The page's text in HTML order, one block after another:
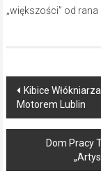
Post
navigation
Kibice
Motorem Lublin
Dom Pracy